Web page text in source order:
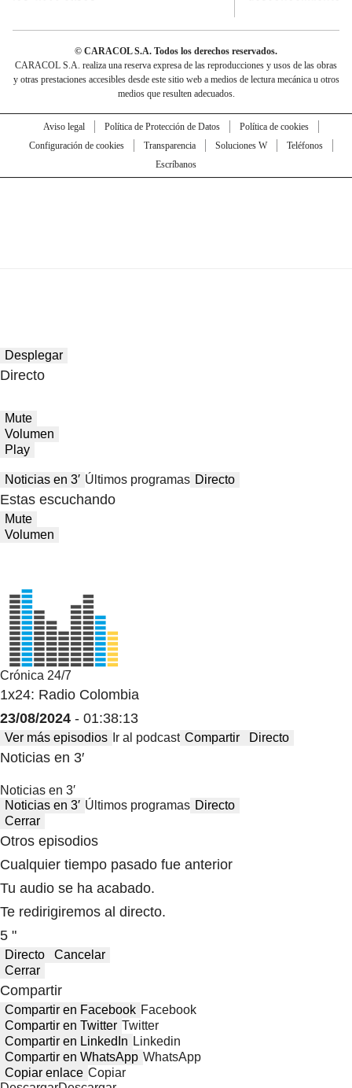
© CARACOL S.A. Todos los derechos reservados.
CARACOL S.A. realiza una reserva expresa de las reproducciones y usos de las obras
y otras prestaciones accesibles desde este sitio web a medios de lectura mecánica u otros
medios que resulten adecuados.
Aviso legal Política de Protección de Datos
Política de cookies
Configuración de cookies
Transparencia Soluciones W
Teléfonos
Escríbanos
Desplegar
Directo
Mute
Volumen
Play
Noticias en 3′ Últimos programas Directo
Estas escuchando
Mute
Volumen
Crónica 24/7
1x24: Radio Colombia
23/08/2024 - 01:38:13
Ver más episodios Ir al podcast Compartir Directo
Noticias en 3′
Noticias en 3′
Noticias en 3′ Últimos programas Directo
Cerrar
Otros episodios
Cualquier tiempo pasado fue anterior
Tu audio se ha acabado.
Te redirigiremos al directo.
5 "
Directo
Cancelar
Cerrar
Compartir
Compartir en Facebook Facebook
Compartir en Twitter Twitter
Compartir en LinkedIn Linkedin
Compartir en WhatsApp WhatsApp
Copiar enlace Copiar